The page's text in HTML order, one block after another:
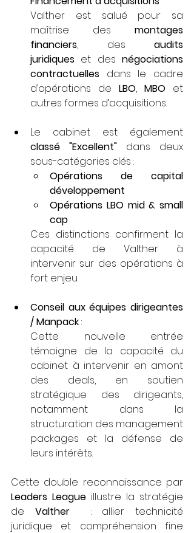
Valther est salué pour sa
maîtrise des montages
financiers, des audits
juridiques et des négociations
contractuelles dans le cadre
d’opérations de LBO, MBO et
autres formes d’acquisitions.
classé "Excellent" dans deux
sous-catégories clés :
Opérations de capital
développement
Opérations LBO mid & small
cap
Ces distinctions confirment la
capacité de Valther à
intervenir sur des opérations à
fort enjeu.
Conseil aux équipes dirigeantes
/ Manpack :
Cette nouvelle entrée
témoigne de la capacité du
cabinet à intervenir en amont
des deals, en soutien
stratégique des dirigeants,
notamment dans la
structuration des management
packages et la défense de
leurs intérêts.
Leaders League illustre la stratégie
de Valther
: allier technicité
juridique et compréhension fine